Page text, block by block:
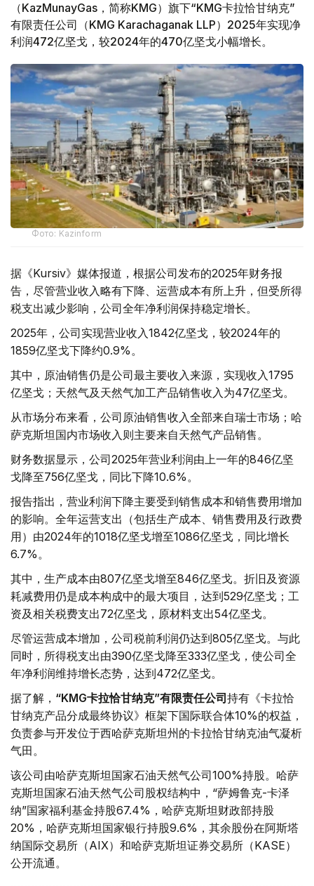
（KazMunayGas，简称KMG）旗下“KMG卡拉恰甘纳克”
有限责任公司（KMG Karachaganak LLP）2025年实现净
利润472亿坚戈，较2024年的470亿坚戈小幅增长。
Фото: Kazinform
据《Kursiv》媒体报道，根据公司发布的2025年财务报
告，尽管营业收入略有下降、运营成本有所上升，但受所得
税支出减少影响，公司全年净利润保持稳定增长。
2025年，公司实现营业收入1842亿坚戈，较2024年的
1859亿坚戈下降约0.9%。
其中，原油销售仍是公司最主要收入来源，实现收入1795
亿坚戈；天然气及天然气加工产品销售收入为47亿坚戈。
从市场分布来看，公司原油销售收入全部来自瑞士市场；哈
萨克斯坦国内市场收入则主要来自天然气产品销售。
财务数据显示，公司2025年营业利润由上一年的846亿坚
戈降至756亿坚戈，同比下降10.6%。
报告指出，营业利润下降主要受到销售成本和销售费用增加
的影响。全年运营支出（包括生产成本、销售费用及行政费
用）由2024年的1018亿坚戈增至1086亿坚戈，同比增长
6.7%。
其中，生产成本由807亿坚戈增至846亿坚戈。折旧及资源
耗减费用仍是成本构成中的最大项目，达到529亿坚戈；工
资及相关税费支出72亿坚戈，原材料支出54亿坚戈。
尽管运营成本增加，公司税前利润仍达到805亿坚戈。与此
同时，所得税支出由390亿坚戈降至333亿坚戈，使公司全
年净利润维持增长态势，达到472亿坚戈。
据了解， “KMG卡拉恰甘纳克”有限责任公司持有《卡拉恰
甘纳克产品分成最终协议》框架下国际联合体10%的权益，
负责参与开发位于西哈萨克斯坦州的卡拉恰甘纳克油气凝析
气田。
该公司由哈萨克斯坦国家石油天然气公司100%持股。哈萨
克斯坦国家石油天然气公司股权结构中，“萨姆鲁克-卡泽
纳”国家福利基金持股67.4%，哈萨克斯坦财政部持股
20%，哈萨克斯坦国家银行持股9.6%，其余股份在阿斯塔
纳国际交易所（AIX）和哈萨克斯坦证券交易所（KASE）
公开流通。